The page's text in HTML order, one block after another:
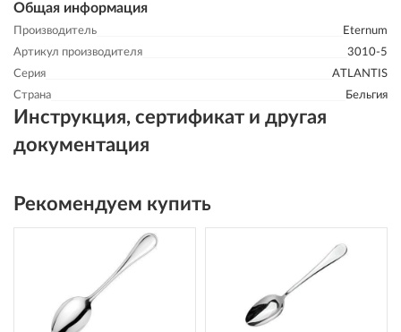
Общая информация
Производитель
Eternum
Артикул производителя
3010-5
Серия
ATLANTIS
Страна
Бельгия
Инструкция, сертификат и другая
документация
Рекомендуем купить